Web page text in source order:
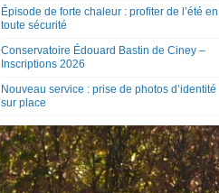
Épisode de forte chaleur : profiter de l’été en
toute sécurité
Conservatoire Édouard Bastin de Ciney –
Inscriptions 2026
Nouveau service : prise de photos d’identité
sur place